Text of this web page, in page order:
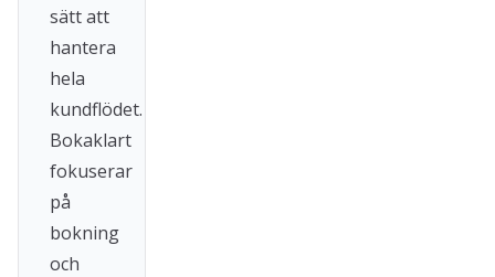
sätt att
hantera
hela
kundflödet.
Bokaklart
fokuserar
på
bokning
och